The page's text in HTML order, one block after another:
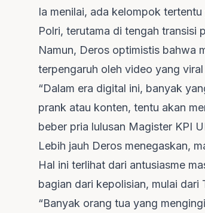
Ia menilai, ada kelompok
Polri, terutama di tengah transisi
Namun, Deros optimistis bahwa
terpengaruh oleh video yang
“Dalam era digital ini, banyak
prank atau konten, tentu akan
beber pria lulusan Magister KPI
Lebih jauh Deros menegaskan,
Hal ini terlihat dari antusiasme
bagian dari kepolisian, mulai dari
“Banyak orang tua yang